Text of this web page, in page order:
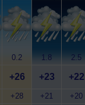
0.2
+26
+28
1.8
+23
+21
2.5
+22
+20